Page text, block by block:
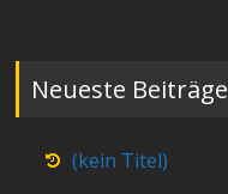
Neueste Beiträge
(kein Titel)